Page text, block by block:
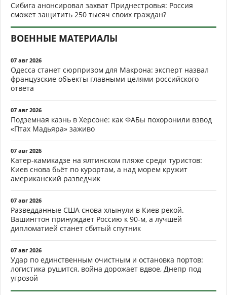
Сибига анонсировал захват Приднестровья: Россия
сможет защитить 250 тысяч своих граждан?
ВОЕННЫЕ МАТЕРИАЛЫ
07 авг 2026
Одесса станет сюрпризом для Макрона: эксперт назвал
французские объекты главными целями российского
ответа
07 авг 2026
Подземная казнь в Херсоне: как ФАБы похоронили взвод
«Птах Мадьяра» заживо
07 авг 2026
Катер-камикадзе на ялтинском пляже среди туристов:
Киев снова бьёт по курортам, а над морем кружит
американский разведчик
07 авг 2026
Разведданные США снова хлынули в Киев рекой.
Вашингтон принуждает Россию к 90-м, а лучшей
дипломатией станет сбитый спутник
07 авг 2026
Удар по единственным очистным и остановка портов:
логистика рушится, война дорожает вдвое, Днепр под
угрозой